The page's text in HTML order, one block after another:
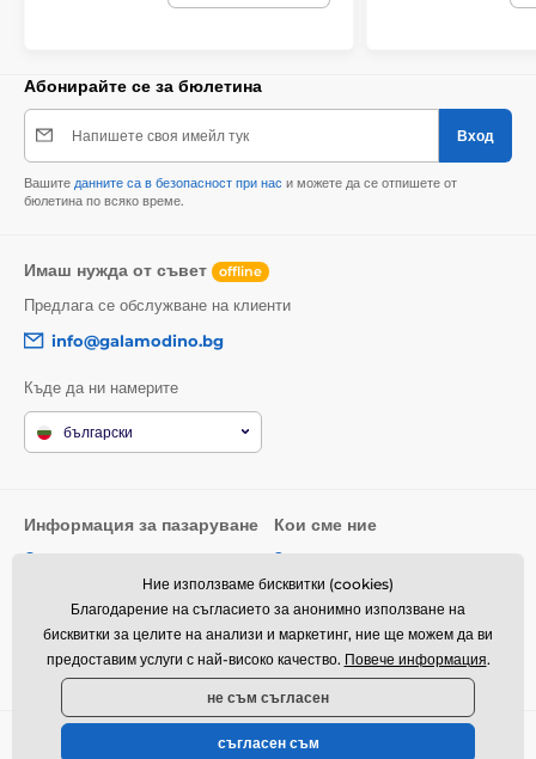
Абонирайте се за бюлетина
Напишете своя имейл тук Вход
Вашите данните са в безопасност при нас и можете да се отпишете от
бюлетина по всяко време.
Имаш нужда от съвет offline
Предлага се обслужване на клиенти
info@galamodino.bg
Къде да ни намерите
български
Информация за пазаруване
Общи условия
Връщане на стоки и рекламации
Политика за поверителност
Кои сме ние
За нас
Контактни данни
Партньорство с Galamodino
© 2026 www.galamodino.bg ⦁ Техническо решение
Ние използваме бисквитки (cookies)
Благодарение на съгласието за анонимно използване на
бисквитки за целите на анализи и маркетинг, ние ще можем да ви
предоставим услуги с най-високо качество. Повече информация.
не съм съгласен
съгласен съм